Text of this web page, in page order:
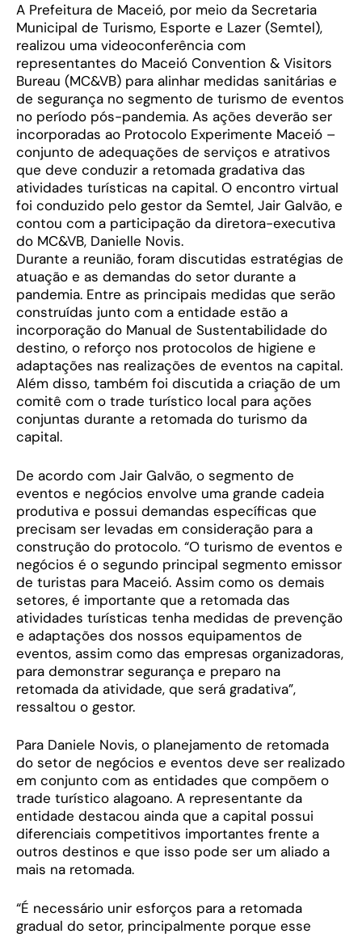
A Prefeitura de Maceió, por meio da Secretaria
Municipal de Turismo, Esporte e Lazer (Semtel),
realizou uma videoconferência com
representantes do Maceió Convention & Visitors
Bureau (MC&VB) para alinhar medidas sanitárias e
de segurança no segmento de turismo de eventos
no período pós-pandemia. As ações deverão ser
incorporadas ao Protocolo Experimente Maceió –
conjunto de adequações de serviços e atrativos
que deve conduzir a retomada gradativa das
atividades turísticas na capital. O encontro virtual
foi conduzido pelo gestor da Semtel, Jair Galvão, e
contou com a participação da diretora-executiva
do MC&VB, Danielle Novis.
Durante a reunião, foram discutidas estratégias de
atuação e as demandas do setor durante a
pandemia. Entre as principais medidas que serão
construídas junto com a entidade estão a
incorporação do Manual de Sustentabilidade do
destino, o reforço nos protocolos de higiene e
adaptações nas realizações de eventos na capital.
Além disso, também foi discutida a criação de um
comitê com o trade turístico local para ações
conjuntas durante a retomada do turismo da
capital.
De acordo com Jair Galvão, o segmento de
eventos e negócios envolve uma grande cadeia
produtiva e possui demandas específicas que
precisam ser levadas em consideração para a
construção do protocolo. “O turismo de eventos e
negócios é o segundo principal segmento emissor
de turistas para Maceió. Assim como os demais
setores, é importante que a retomada das
atividades turísticas tenha medidas de prevenção
e adaptações dos nossos equipamentos de
eventos, assim como das empresas organizadoras,
para demonstrar segurança e preparo na
retomada da atividade, que será gradativa”,
ressaltou o gestor.
Para Daniele Novis, o planejamento de retomada
do setor de negócios e eventos deve ser realizado
em conjunto com as entidades que compõem o
trade turístico alagoano. A representante da
entidade destacou ainda que a capital possui
diferenciais competitivos importantes frente a
outros destinos e que isso pode ser um aliado a
mais na retomada.
“É necessário unir esforços para a retomada
gradual do setor, principalmente porque esse